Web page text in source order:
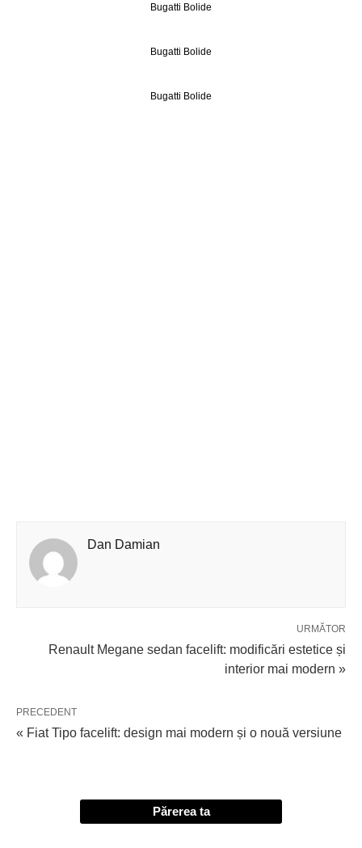
Bugatti Bolide
Bugatti Bolide
Bugatti Bolide
Dan Damian
URMĂTOR
Renault Megane sedan facelift: modificări estetice și
interior mai modern »
PRECEDENT
« Fiat Tipo facelift: design mai modern și o nouă versiune
Părerea ta